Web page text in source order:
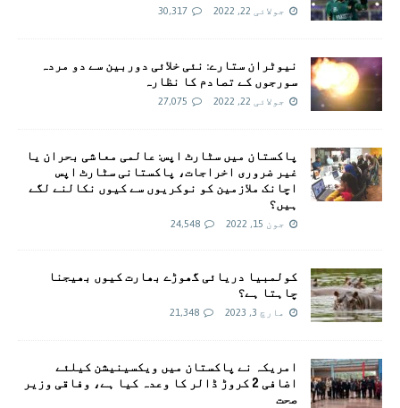
جولائی 22, 2022 30,317
نیوٹران ستارے: نئی خلائی دوربین سے دو مردہ
سورجوں کے تصادم کا نظارہ
جولائی 22, 2022 27,075
پاکستان میں سٹارٹ اپس: عالمی معاشی بحران یا
غیر ضروری اخراجات، پاکستانی سٹارٹ اپس
اچانک ملازمین کو نوکریوں سے کیوں نکالنے لگے
ہیں؟
جون 15, 2022 24,548
کولمبیا دریائی گھوڑے بھارت کیوں بھیجنا
چاہتا ہے؟
مارچ 3, 2023 21,348
امريکہ نے پاکستان میں ویکسینیشن کیلئے
اضافی 2 کروڑ ڈالر کا وعدہ کیا ہے، وفاقی وزیر
صحت